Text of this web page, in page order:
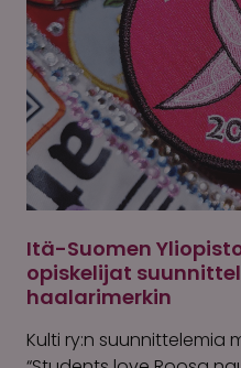
Itä-Suomen
opiskelijat
haalarimerkin
Kulti ry:n suunnittelemia